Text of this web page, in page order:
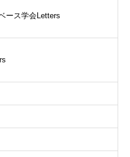
ース学会Letters